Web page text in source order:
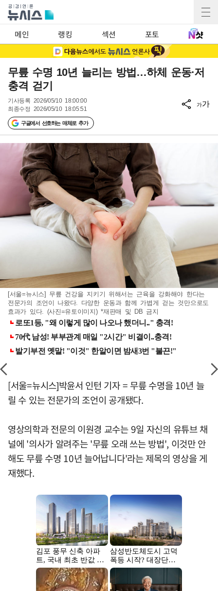
메인 랭킹 섹션 포토
무릎 수명 10년 늘리는 방법…하체 운동·저
충격 걷기
기사등록 2026/05/10 18:00:00
최종수정 2026/05/10 18:05:51
구글에서 선호하는 매체로 추가
가가
[서울=뉴시스] 무릎 건강을 지키기 위해서는 근육을 강화해야 한다는
전문가의 조언이 나왔다. 다양한 운동과 함께 가볍게 걷는 것만으로도
효과가 있다. (사진=유토이미지) *재판매 및 DB 금지
[서울=뉴시스]박윤서 인턴 기자 = 무릎 수명을 10년 늘
릴 수 있는 전문가의 조언이 공개됐다.
영상의학과 전문의 이원경 교수는 9일 자신의 유튜브 채
널에 '의사가 알려주는 '무릎 오래 쓰는 방법', 이것만 안
해도 무릎 수명 10년 늘어납니다'라는 제목의 영상을 게
재했다.